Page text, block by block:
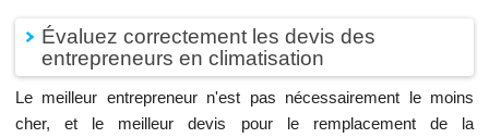
Évaluez correctement les devis des
entrepreneurs en climatisation
Le meilleur entrepreneur n'est pas nécessairement le moins
cher, et le meilleur devis pour le remplacement de la